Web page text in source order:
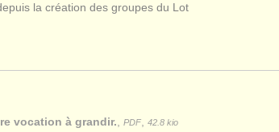
la création des groupes du Lot
vocation à grandir. PDF, 42.8 kio